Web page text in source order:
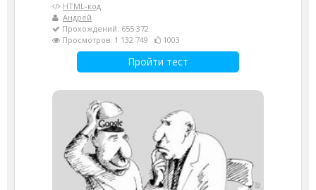
HTML-код
Андрей
Прохождений: 655 372
Просмотров: 1 132 749
1003
Пройти тест